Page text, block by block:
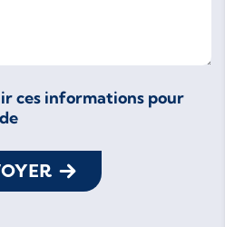
ces informations pour